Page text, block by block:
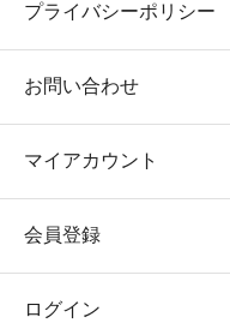
プライバシーポリシー
お問い合わせ
マイアカウント
会員登録
ログイン